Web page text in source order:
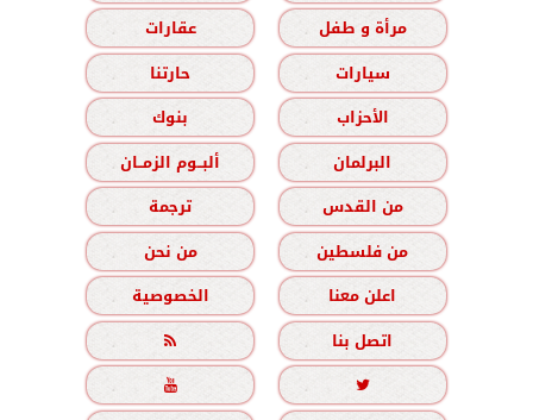
مرأة و طفل
عقارات
سيارات
حارتنا
الأحزاب
بنوك
البرلمان
ألبــوم الزمــان
من القدس
ترجمة
من فلسطين
من نحن
اعلن معنا
الخصوصية
اتصل بنا


